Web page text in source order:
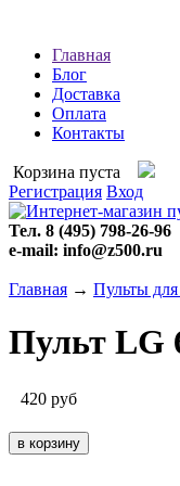
Главная
Блог
Доставка
Оплата
Контакты
Корзина пуста
Регистрация Вход
Тел. 8 (495) 798-26-96
e-mail: info@z500.ru
Главная → Пульты
Пульт LG
420 руб